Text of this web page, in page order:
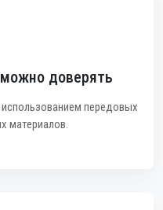
доверять
передовых
материалов.